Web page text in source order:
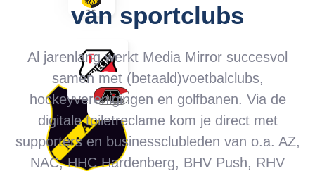
van sportclubs
Al jarenlang werkt Media Mirror succesvol
samen met (betaald)voetbalclubs,
hockeyverenigingen en golfbanen. Via de
digitale toiletreclame kom je direct met
supporters en businessclubleden van o.a. AZ,
NAC, HHC Hardenberg, BHV Push, RHV